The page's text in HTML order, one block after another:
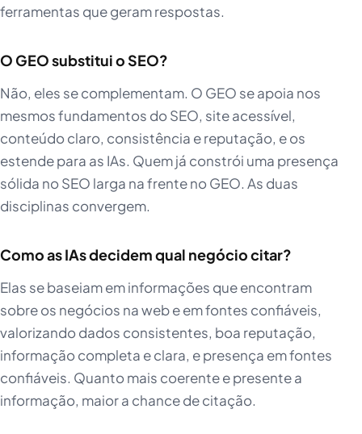
ferramentas que geram respostas.
O GEO substitui o SEO?
Não, eles se complementam. O GEO se apoia nos
mesmos fundamentos do SEO, site acessível,
conteúdo claro, consistência e reputação, e os
estende para as IAs. Quem já constrói uma presença
sólida no SEO larga na frente no GEO. As duas
disciplinas convergem.
Como as IAs decidem qual negócio citar?
Elas se baseiam em informações que encontram
sobre os negócios na web e em fontes confiáveis,
valorizando dados consistentes, boa reputação,
informação completa e clara, e presença em fontes
confiáveis. Quanto mais coerente e presente a
informação, maior a chance de citação.